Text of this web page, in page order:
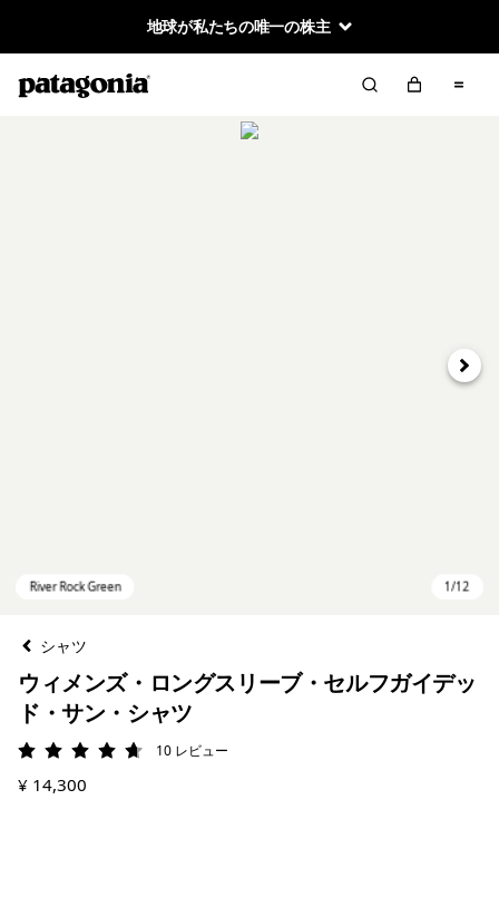
地球が私たちの唯一の株主
次へ
シャツ
ウィメンズ・ロングスリーブ・セルフガイデッ
ド・サン・シャツ
評価: 4.7 / 5
10 レビュー
¥ 14,300